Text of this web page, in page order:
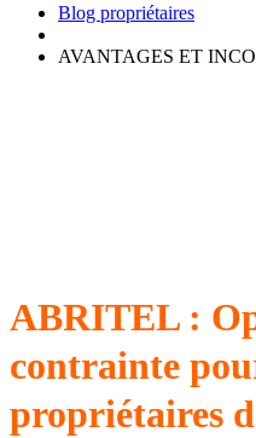
Blog propriétaires
AVANTAGES ET
ABRITEL :
contrainte
propriétaires